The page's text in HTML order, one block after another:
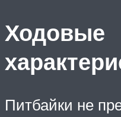
Ходовые
Питбайки не